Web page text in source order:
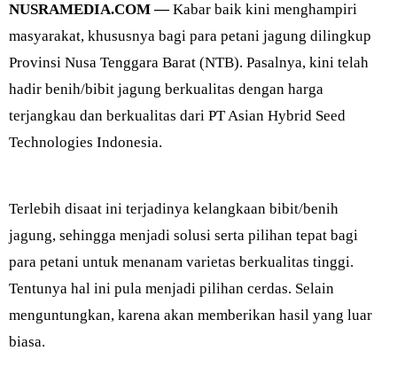
NUSRAMEDIA.COM —Kabar baik kini menghampiri
masyarakat, khususnya bagi para petani jagung dilingkup
Provinsi Nusa Tenggara Barat (NTB). Pasalnya, kini telah
hadir benih/bibit jagung berkualitas dengan harga
terjangkau dan berkualitas dari PT Asian Hybrid Seed
Technologies Indonesia.
Terlebih disaat ini terjadinya kelangkaan bibit/benih
jagung, sehingga menjadi solusi serta pilihan tepat bagi
para petani untuk menanam varietas berkualitas tinggi.
Tentunya hal ini pula menjadi pilihan cerdas. Selain
menguntungkan, karena akan memberikan hasil yang luar
biasa.